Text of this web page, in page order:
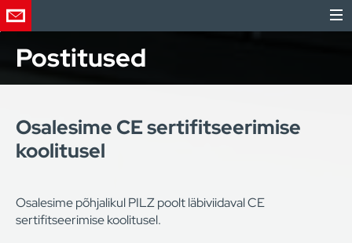
Postitused
Osalesime CE sertifitseerimise
koolitusel
Osalesime põhjalikul PILZ poolt läbiviidaval CE
sertifitseerimise koolitusel.